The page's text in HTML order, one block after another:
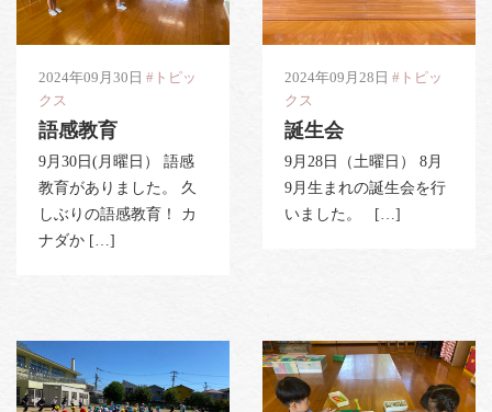
文理だより
お知らせ
アクセス
資料請求
お問い合わせはこちら
Tel.088-653-4941
2024年09月30日 #トピッ
クス
語感教育
9月30日(月曜日） 語感
教育がありました。 久
しぶりの語感教育！ カ
ナダか […]
2024年09月28日 #トピッ
クス
誕生会
9月28日（土曜日） 8月
9月生まれの誕生会を行
いました。 […]